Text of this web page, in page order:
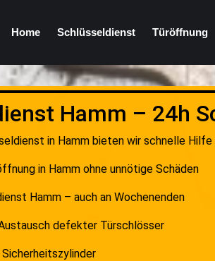
Home Schlüsseldienst Türöffnung
Hamm – 24h
in Hamm bieten wir schnelle
in Hamm ohne unnötige Schäden
Hamm – auch an Wochenenden
defekter Türschlösser